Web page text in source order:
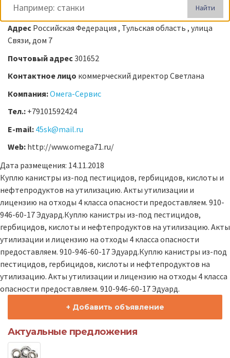
Найти
Адрес Российская Федерация , Тульская область , улица
Связи, дом 7
Почтовый адрес301652
Контактное лицо коммерческий директор Светлана
Компания:Омега-Сервис
Тел.: +79101592424
E-mail: 45sk@mail.ru
Web: http://www.omega71.ru/
Дата размещения: 14.11.2018
Куплю канистры из-под пестицидов, гербицидов, кислоты и
нефтепродуктов на утилизацию. Акты утилизации и
лицензию на отходы 4 класса опасности предоставляем. 910-
946-60-17 Эдуард.Куплю канистры из-под пестицидов,
гербицидов, кислоты и нефтепродуктов на утилизацию. Акты
утилизации и лицензию на отходы 4 класса опасности
предоставляем. 910-946-60-17 Эдуард.Куплю канистры из-под
пестицидов, гербицидов, кислоты и нефтепродуктов на
утилизацию. Акты утилизации и лицензию на отходы 4 класса
опасности предоставляем. 910-946-60-17 Эдуард.
+ Добавить объявление
Актуальные предложения